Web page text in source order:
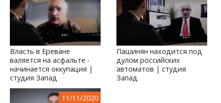
Власть в Ереване
валяется на асфальте -
начинается оккупация |
студия Запад
Пашинян находится под
дулом российских
автоматов | студия
Запад
11/11/2020